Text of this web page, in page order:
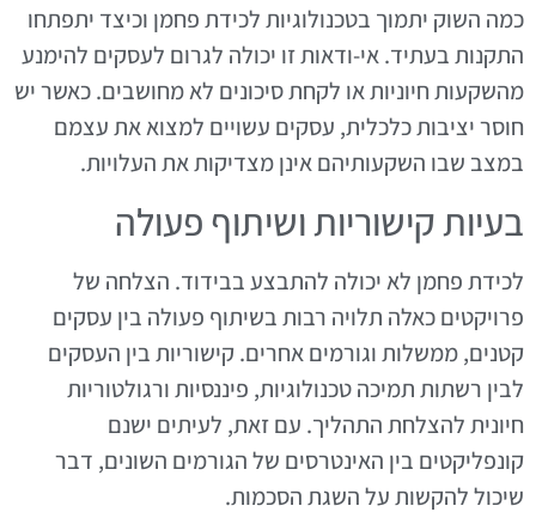
כמה השוק יתמוך בטכנולוגיות לכידת פחמן וכיצד יתפתחו
התקנות בעתיד. אי-ודאות זו יכולה לגרום לעסקים להימנע
מהשקעות חיוניות או לקחת סיכונים לא מחושבים. כאשר יש
חוסר יציבות כלכלית, עסקים עשויים למצוא את עצמם
במצב שבו השקעותיהם אינן מצדיקות את העלויות.
בעיות קישוריות ושיתוף פעולה
לכידת פחמן לא יכולה להתבצע בבידוד. הצלחה של
פרויקטים כאלה תלויה רבות בשיתוף פעולה בין עסקים
קטנים, ממשלות וגורמים אחרים. קישוריות בין העסקים
לבין רשתות תמיכה טכנולוגיות, פיננסיות ורגולטוריות
חיונית להצלחת התהליך. עם זאת, לעיתים ישנם
קונפליקטים בין האינטרסים של הגורמים השונים, דבר
שיכול להקשות על השגת הסכמות.